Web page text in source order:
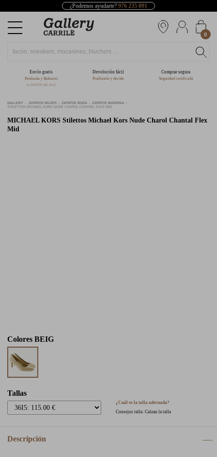
¿Podemos ayudarte? 976 235 091
0
Envío gratis
Península y Baleares
A PARTIR DE 39 €
Devolución fácil
Pruébatelo y decide
Comprar segura
Seguridad certificada
GALLERY ZAPATOS MUJER ZAPATOS BODA
ZAPATOS MADRINA
STILETTOS MICHAEL KORS NUDE CHAROL CHANTAL FLEX MID
MICHAEL KORS Stilettos Michael Kors Nude Charol Chantal Flex
Mid
Colores BEIG
Tallas
¿Cuál es la talla adecuada?
Consejos talla: Calzan la talla
Descripción